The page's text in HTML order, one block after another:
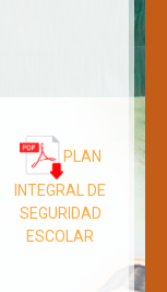
PLAN
INTEGRAL DE
SEGURIDAD
ESCOLAR